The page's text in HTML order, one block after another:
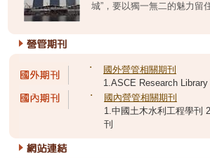
城”，要以獨一無二的魅力留
˙
國外營管相關期刊
1.ASCE Research
˙
國內營管相關期刊
1.中國土木水利工程學刊
刊